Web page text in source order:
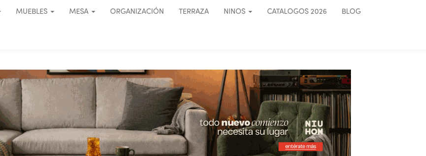
MUEBLES MESA ORGANIZACIÓN TERRAZA NINOS CATALOGOS 2026 BLOG